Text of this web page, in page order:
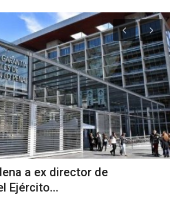
a ex director de
Ejército...